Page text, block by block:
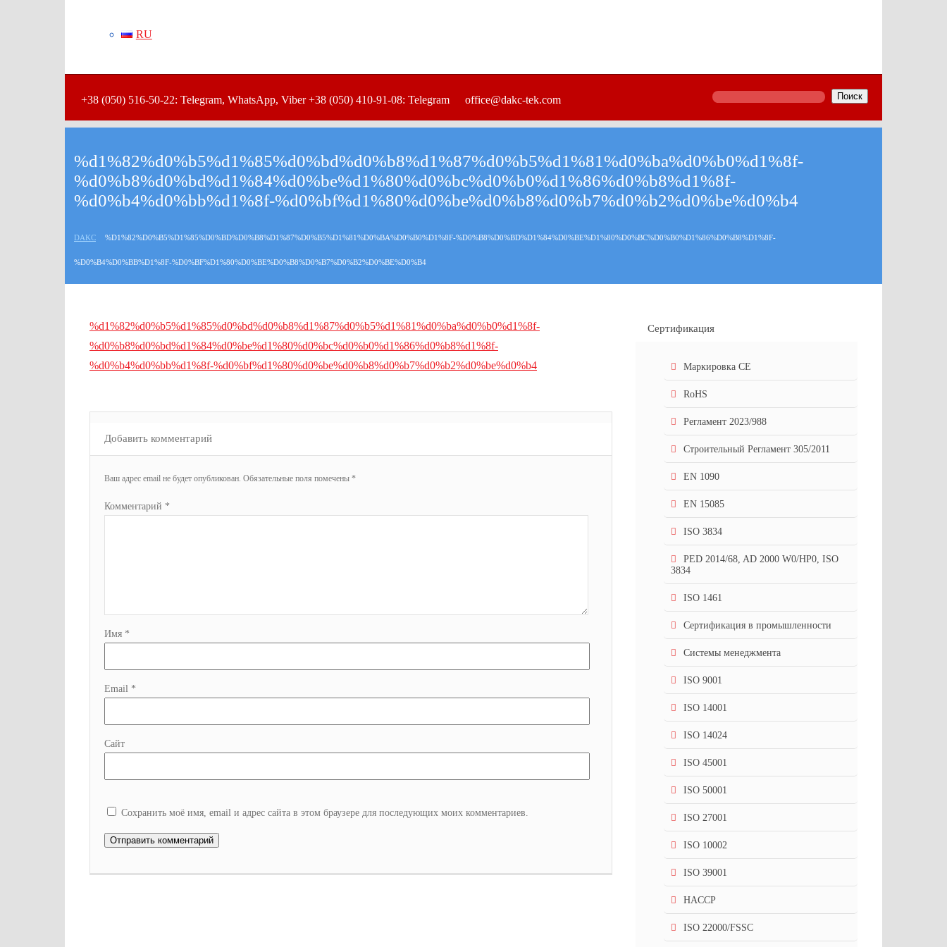
RU
+38 (050) 516-50-22: Telegram, WhatsApp, Viber +38 (050) 410-91-08: Telegram office@dakc-tek.com Поиск
%d1%82%d0%b5%d1%85%d0%bd%d0%b8%d1%87%d0%b5%d1%81%d0%ba%d0%b0%d1%8f-
%d0%b8%d0%bd%d1%84%d0%be%d1%80%d0%bc%d0%b0%d1%86%d0%b8%d1%8f-
%d0%b4%d0%bb%d1%8f-%d0%bf%d1%80%d0%be%d0%b8%d0%b7%d0%b2%d0%be%d0%b4
DAKC %D1%82%D0%B5%D1%85%D0%BD%D0%B8%D1%87%D0%B5%D1%81%D0%BA%D0%B0%D1%8F-%D0%B8%D0%BD%D1%84%D0%BE%D1%80%D0%BC%D0%B0%D1%86%D0%B8%D1%8F-
%D0%B4%D0%BB%D1%8F-%D0%BF%D1%80%D0%BE%D0%B8%D0%B7%D0%B2%D0%BE%D0%B4
Сертификация
Маркировка СЕ
RoHS
Регламент 2023/988
Строительный Регламент 305/2011
EN 1090
EN 15085
ISO 3834
PED 2014/68, AD 2000 W0/HP0, ISO
3834
ISO 1461
Сертификация в промышленности
Системы менеджмента
ISO 9001
ISO 14001
ISO 14024
ISO 45001
ISO 50001
ISO 27001
ISO 10002
ISO 39001
HACCP
ISO 22000/FSSC
%d1%82%d0%b5%d1%85%d0%bd%d0%b8%d1%87%d0%b5%d1%81%d0%ba%d0%b0%d1%8f-
%d0%b8%d0%bd%d1%84%d0%be%d1%80%d0%bc%d0%b0%d1%86%d0%b8%d1%8f-
%d0%b4%d0%bb%d1%8f-%d0%bf%d1%80%d0%be%d0%b8%d0%b7%d0%b2%d0%be%d0%b4
Добавить комментарий
Ваш адрес email не будет опубликован. Обязательные поля помечены *
Комментарий *
Имя *
Email *
Сайт
Сохранить моё имя, email и адрес сайта в этом браузере для последующих моих комментариев.